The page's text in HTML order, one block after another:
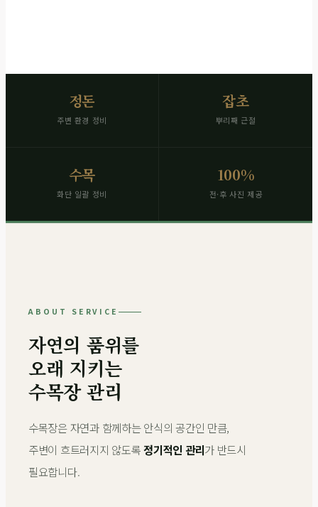
정돈
주변 환경 정비
잡초
뿌리째 근절
수목
화단 일괄 정비
100%
전·후 사진 제공
ABOUT SERVICE
자연의 품위를
오래 지키는
수목장 관리
수목장은 자연과 함께하는 안식의 공간인 만큼,
주변이 흐트러지지 않도록정기적인 관리가 반드시
필요합니다.